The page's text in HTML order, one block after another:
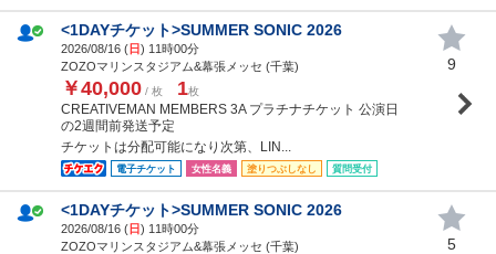
<1DAYチケット>SUMMER SONIC 2026
2026/08/16 (日) 11時00分
ZOZOマリンスタジアム&幕張メッセ (千葉)
￥40,000 / 枚 1枚
CREATIVEMAN MEMBERS 3A プラチナチケット 公演日
の2週間前発送予定
チケットは分配可能になり次第、LIN...
電子チケット 女性名義 塗りつぶしなし 質問受付
9
<1DAYチケット>SUMMER SONIC 2026
2026/08/16 (日) 11時00分
ZOZOマリンスタジアム&幕張メッセ (千葉)
5